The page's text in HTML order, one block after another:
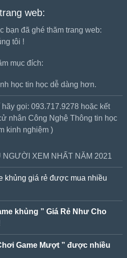
web:
bạn đã ghé thăm trang web:
tôi !
mục đích:
học tin học dễ dàng hơn.
gọi: 093.717.9278 hoặc kết
nhân Công Nghệ Thông tin học
kinh nghiệm )
NGƯỜI XEM NHẤT NĂM 2021
khủng giá rẻ được mua nhiều
khủng ” Giá Rẻ Như Cho
Game Mượt ” được nhiều